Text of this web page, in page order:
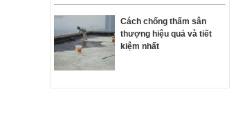
Cách chống thấm sân
thượng hiệu quả và tiết
kiệm nhất